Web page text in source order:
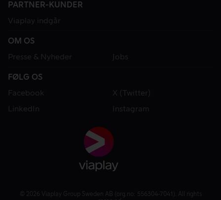
PARTNER-KUNDER
Viaplay indgår
OM OS
Presse & Nyheder
Jobs
FØLG OS
Facebook
X (Twitter)
LinkedIn
Instagram
© 2026 Viaplay Group Sweden AB (org.no: 556304-7041). All rights